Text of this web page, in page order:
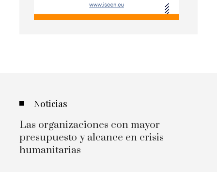
Noticias
Las organizaciones con mayor
presupuesto y alcance en crisis
humanitarias